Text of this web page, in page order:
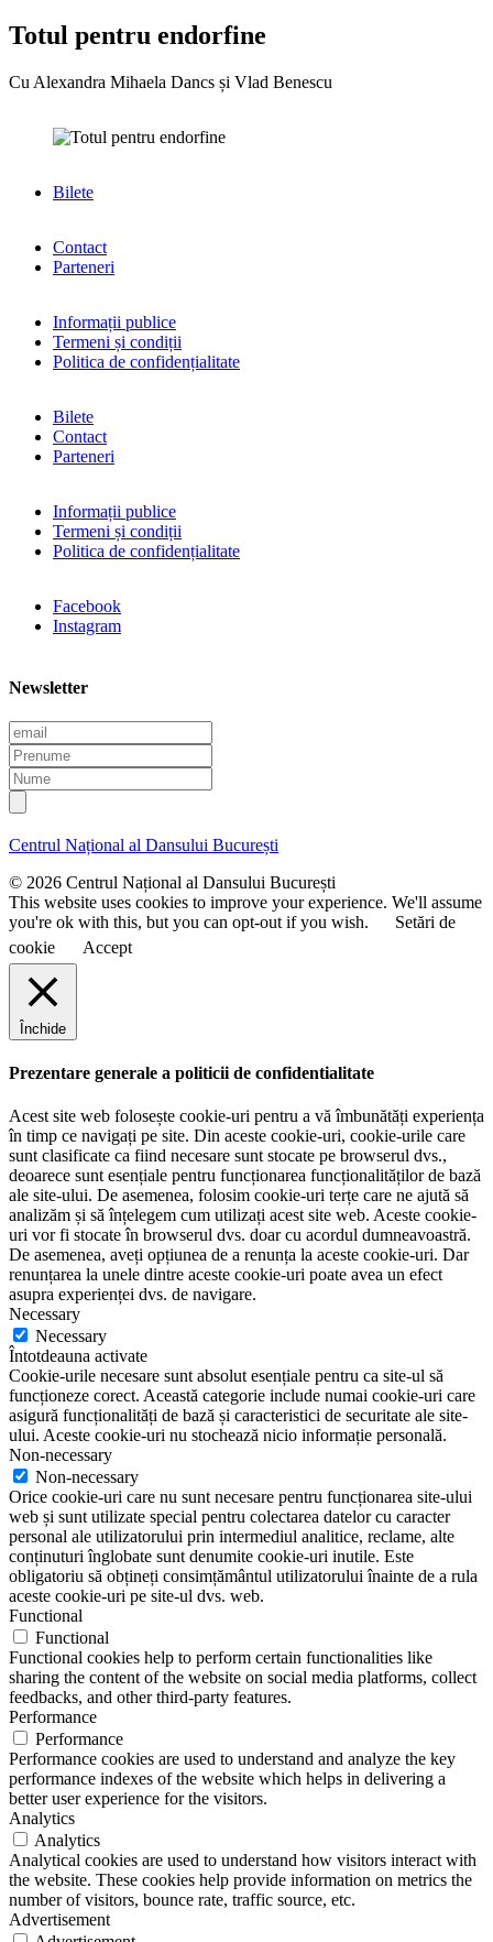
Totul pentru endorfine
Cu Alexandra Mihaela Dancs și Vlad Benescu
Bilete
Contact
Parteneri
Informații publice
Termeni și condiții
Politica de confidențialitate
Bilete
Contact
Parteneri
Informații publice
Termeni și condiții
Politica de confidențialitate
Facebook
Instagram
Newsletter
E
m
a
i
l
P
r
e
n
m
N
u
m
e
Centrul Național al Dansului București
© 2026 Centrul Național al Dansului București
This website uses cookies to improve your experience. We'll assume
you're ok with this, but you can opt-out if you wish.
Setări de
cookie
Accept
Închide
Prezentare generale a politicii de confidentialitate
Acest site web folosește cookie-uri pentru a vă îmbunătăți experiența
în timp ce navigați pe site. Din aceste cookie-uri, cookie-urile care
sunt clasificate ca fiind necesare sunt stocate pe browserul dvs.,
deoarece sunt esențiale pentru funcționarea funcționalităților de bază
ale site-ului. De asemenea, folosim cookie-uri terțe care ne ajută să
analizăm și să înțelegem cum utilizați acest site web. Aceste cookie-
uri vor fi stocate în browserul dvs. doar cu acordul dumneavoastră.
De asemenea, aveți opțiunea de a renunța la aceste cookie-uri. Dar
renunțarea la unele dintre aceste cookie-uri poate avea un efect
asupra experienței dvs. de navigare.
Necessary
Necessary
Întotdeauna activate
Cookie-urile necesare sunt absolut esențiale pentru ca site-ul să
funcționeze corect. Această categorie include numai cookie-uri care
asigură funcționalități de bază și caracteristici de securitate ale site-
ului. Aceste cookie-uri nu stochează nicio informație personală.
Non-necessary
Non-necessary
Orice cookie-uri care nu sunt necesare pentru funcționarea site-ului
web și sunt utilizate special pentru colectarea datelor cu caracter
personal ale utilizatorului prin intermediul analitice, reclame, alte
conținuturi înglobate sunt denumite cookie-uri inutile. Este
obligatoriu să obțineți consimțământul utilizatorului înainte de a rula
aceste cookie-uri pe site-ul dvs. web.
Functional
Functional
Functional cookies help to perform certain functionalities like
sharing the content of the website on social media platforms, collect
feedbacks, and other third-party features.
Performance
Performance
Performance cookies are used to understand and analyze the key
performance indexes of the website which helps in delivering a
better user experience for the visitors.
Analytics
Analytics
Analytical cookies are used to understand how visitors interact with
the website. These cookies help provide information on metrics the
number of visitors, bounce rate, traffic source, etc.
Advertisement